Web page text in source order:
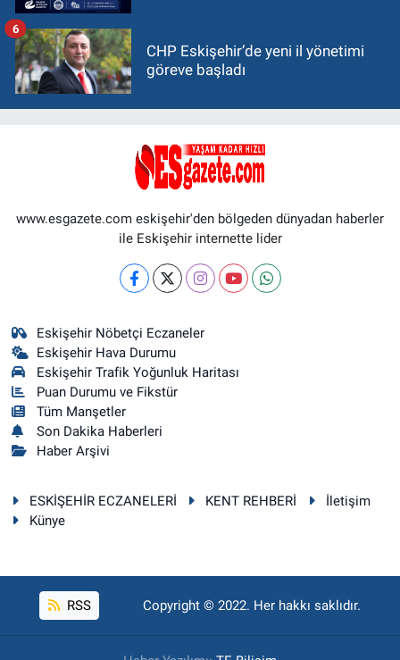
CHP Eskişehir’de yeni il yönetimi
göreve başladı
6
www.esgazete.com eskişehir'den bölgeden dünyadan haberler
ile Eskişehir internette lider
Eskişehir Nöbetçi Eczaneler
Eskişehir Hava Durumu
Eskişehir Trafik Yoğunluk Haritası
Puan Durumu ve Fikstür
Tüm Manşetler
Son Dakika Haberleri
Haber Arşivi
ESKİŞEHİR ECZANELERİ KENT REHBERİ
İletişim
Künye
RSS Copyright © 2022. Her hakkı saklıdır.